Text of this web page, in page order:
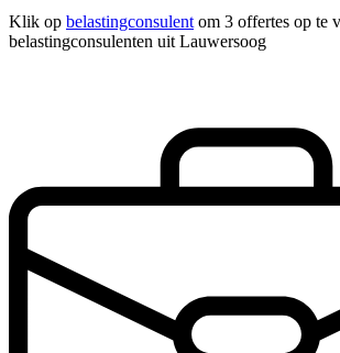
Klik op belastingconsulent om 3 offertes op te
belastingconsulenten uit Lauwersoog